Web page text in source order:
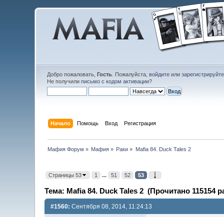
Добро пожаловать, Гость. Пожалуйста, войдитеили
Не получили письмо с кодом активации?
Начало Помощь Вход Регистрация
Мафия Форум » Мафия » Раки » Mafia 84. Duck Tales 2
Страницы 53 1 ... 51 52 53
Тема: Mafia 84. Duck Tales 2 (Прочитано 115154
#1560: Сентября 08, 2014, 11:24:13